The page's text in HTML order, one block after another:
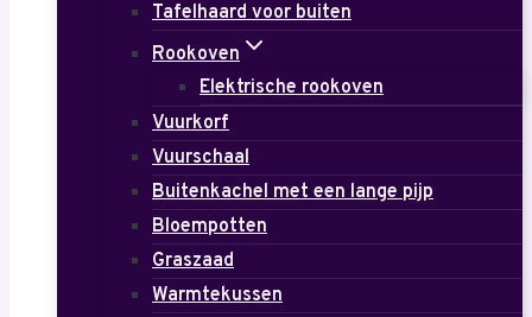
Tafelhaard voor buiten
Rookoven
Elektrische rookoven
Vuurkorf
Vuurschaal
Buitenkachel met een lange pijp
Bloempotten
Graszaad
Warmtekussen